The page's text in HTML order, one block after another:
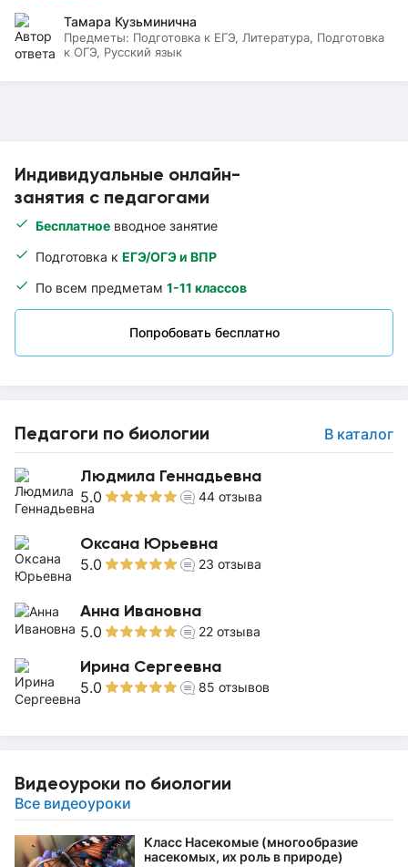
Индивидуальные онлайн-
занятия с педагогами
Бесплатное вводное занятие
Подготовка к ЕГЭ/ОГЭ и ВПР
По всем предметам 1-11 классов
Попробовать бесплатно
Педагоги по биологии В каталог
Людмила Геннадьевна
5.0 44 отзыва
Оксана Юрьевна
5.0 23 отзыва
Анна Ивановна
5.0 22 отзыва
Ирина Сергеевна
5.0 85 отзывов
Видеоуроки по биологии
Все видеоуроки
Класс Насекомые (многообразие
насекомых, их роль в природе)
Тамара Кузьминична
Предметы: Подготовка к ЕГЭ, Литература, Подготовка
к ОГЭ, Русский язык